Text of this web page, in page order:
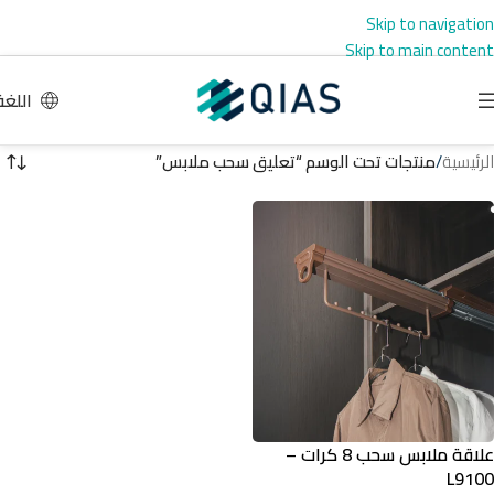
Skip to navigation
Skip to main content
الرئيسية/منتجات تحت الوسم “تعليق سحب ملابس”
علاقة ملابس سحب 8 كرات –
L9100